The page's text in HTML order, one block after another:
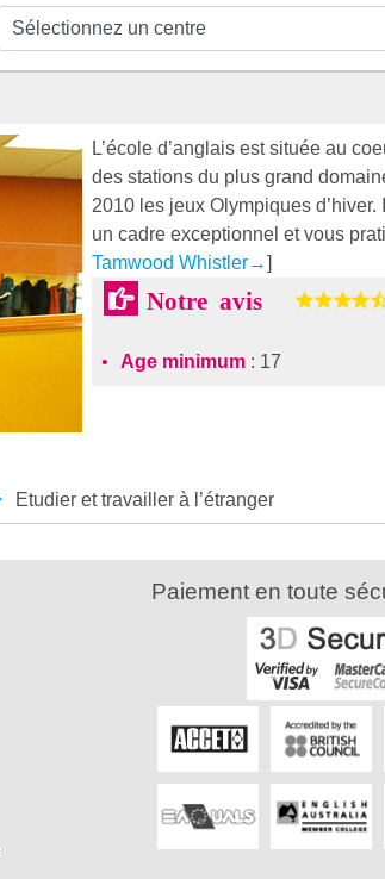
L’école d’anglais est située au
des stations du plus grand
2010 les jeux Olympiques
un cadre exceptionnel et vous
Tamwood Whistler→]
Notre avis
Age minimum : 17
Etudier et travailler à l’étranger
Paiement en toute